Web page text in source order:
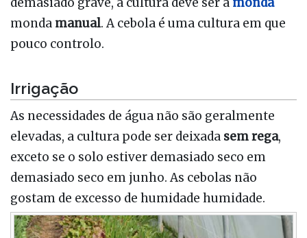
monda manual. A cebola é uma cultura em que
pouco controlo.
Irrigação
As necessidades de água não são geralmente
elevadas, a cultura pode ser deixada sem rega,
exceto se o solo estiver demasiado seco em
demasiado seco em junho. As cebolas não
gostam de excesso de humidade humidade.